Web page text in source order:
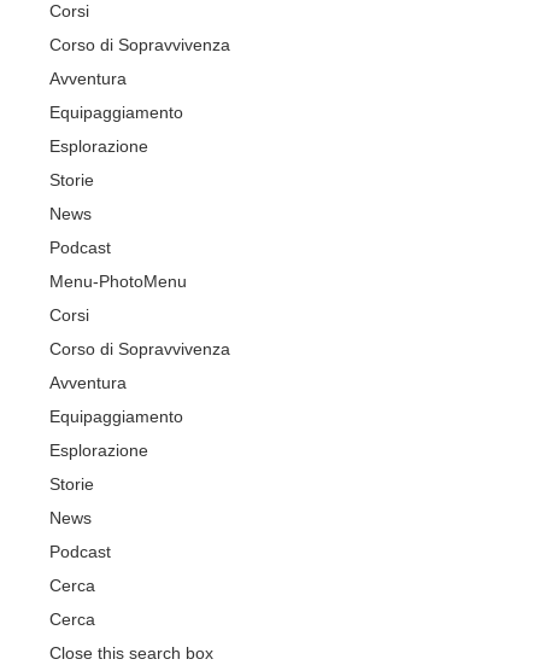
Corsi
Corso di Sopravvivenza
Avventura
Equipaggiamento
Esplorazione
Storie
News
Podcast
Menu-PhotoMenu
Corsi
Corso di Sopravvivenza
Avventura
Equipaggiamento
Esplorazione
Storie
News
Podcast
Cerca
Cerca
Close this search box